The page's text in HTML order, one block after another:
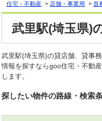
住宅・不動産 > 店舗・事業用 > 首
武里駅(埼玉県)
武里駅(埼玉県)の貸店舗、貸事
情報を探すならgoo住宅・不動
します。
探したい物件の路線・検索